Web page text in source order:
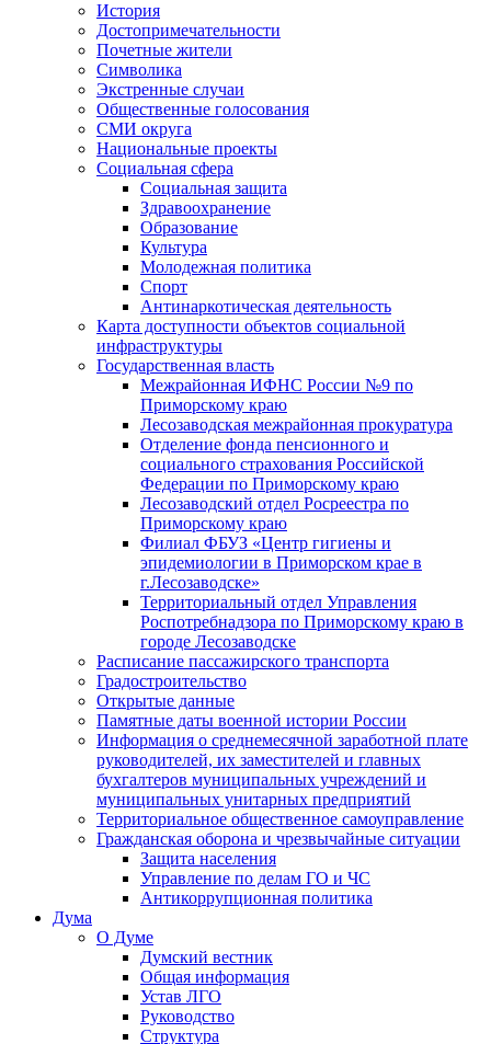
История
Достопримечательности
Почетные жители
Символика
Экстренные случаи
Общественные голосования
СМИ округа
Национальные проекты
Социальная сфера
Социальная защита
Здравоохранение
Образование
Культура
Молодежная политика
Спорт
Антинаркотическая деятельность
Карта доступности объектов социальной
инфраструктуры
Государственная власть
Межрайонная ИФНС России №9 по
Приморскому краю
Лесозаводская межрайонная прокуратура
Отделение фонда пенсионного и
социального страхования Российской
Федерации по Приморскому краю
Лесозаводский отдел Росреестра по
Приморскому краю
Филиал ФБУЗ «Центр гигиены и
эпидемиологии в Приморском крае в
г.Лесозаводске»
Территориальный отдел Управления
Роспотребнадзора по Приморскому краю в
городе Лесозаводске
Расписание пассажирского транспорта
Градостроительство
Открытые данные
Памятные даты военной истории России
Информация о среднемесячной заработной плате
руководителей, их заместителей и главных
бухгалтеров муниципальных учреждений и
муниципальных унитарных предприятий
Территориальное общественное самоуправление
Гражданская оборона и чрезвычайные ситуации
Защита населения
Управление по делам ГО и ЧС
Антикоррупционная политика
Дума
О Думе
Думский вестник
Общая информация
Устав ЛГО
Руководство
Структура